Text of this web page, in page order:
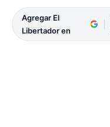
Agregar El
Libertador en